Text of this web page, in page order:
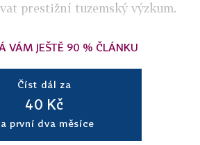
prestižní tuzemský výzkum.
VÁM JEŠTĚ 90 % ČLÁNKU
Číst dál za
40 Kč
první dva měsíce